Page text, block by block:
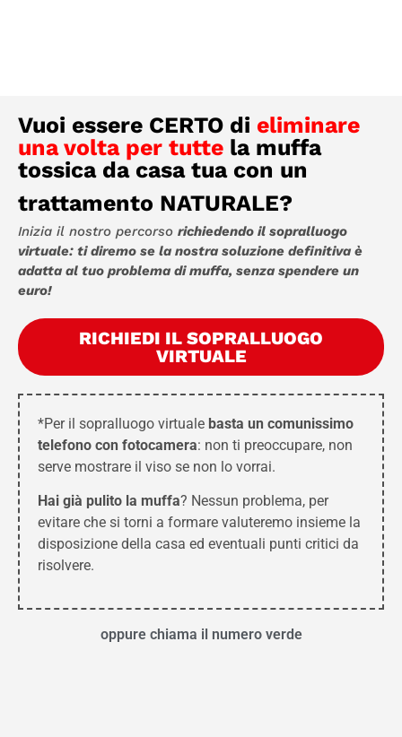
Vuoi essere CERTO di eliminare
una volta per tutte la muffa
tossica da casa tua con un
trattamento NATURALE?
Inizia il nostro percorso richiedendo il sopralluogo
virtuale: ti diremo se la nostra soluzione definitiva è
adatta al tuo problema di muffa, senza spendere un
euro!
RICHIEDI IL SOPRALLUOGO
VIRTUALE
*Per il sopralluogo virtuale basta un comunissimo
telefono con fotocamera: non ti preoccupare, non
serve mostrare il viso se non lo vorrai.
Hai già pulito la muffa? Nessun problema, per
evitare che si torni a formare valuteremo insieme la
disposizione della casa ed eventuali punti critici da
risolvere.
oppure chiama il numero verde